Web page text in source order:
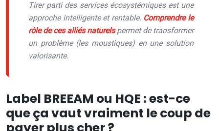
Tirer parti des services écosystémiques est une
approche intelligente et rentable. Comprendre le
rôle de ces alliés naturelspermet de transformer
un problème (les moustiques) en une solution
valorisante.
Label BREEAM ou HQE : est-ce
que ça vaut vraiment le coup de